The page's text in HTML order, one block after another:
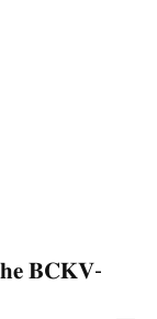
𝐓𝐡𝐞 𝐁𝐂𝐊𝐕-